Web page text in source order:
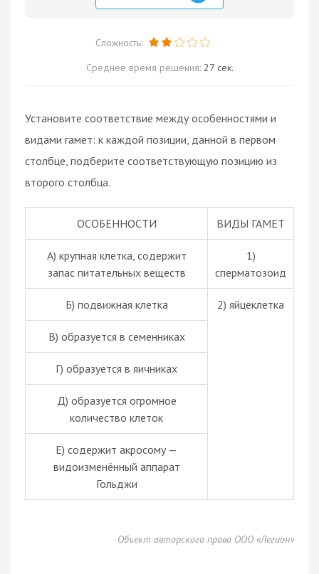
Сложность:
Среднее время решения: 27 сек.
Установите соответствие между особенностями и
видами гамет: к каждой позиции, данной в первом
столбце, подберите соответствующую позицию из
второго столбца.
ОСОБЕННОСТИ ВИДЫ ГАМЕТ
А) крупная клетка, содержит
запас питательных веществ
1)
сперматозоид
Б) подвижная клетка 2) яйцеклетка
В) образуется в семенниках
Г) образуется в яичниках
Д) образуется огромное
количество клеток
Е) содержит акросому —
видоизменённый аппарат
Гольджи
Объект авторского права ООО «Легион»